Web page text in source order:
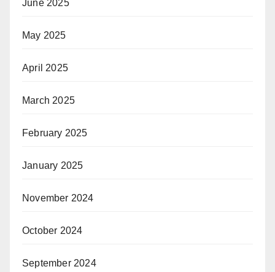
June 2025
May 2025
April 2025
March 2025
February 2025
January 2025
November 2024
October 2024
September 2024